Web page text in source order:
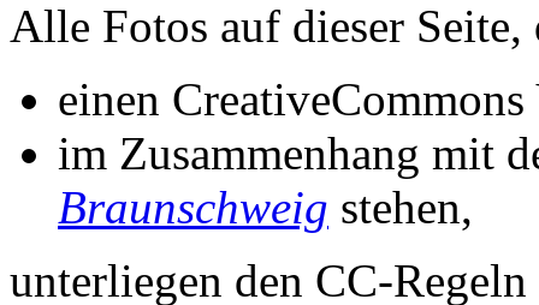
Alle Fotos auf dieser Seite,
einen
im Zusammenhang mit
Braunschweig stehen,
unterliegen den CC-Regeln